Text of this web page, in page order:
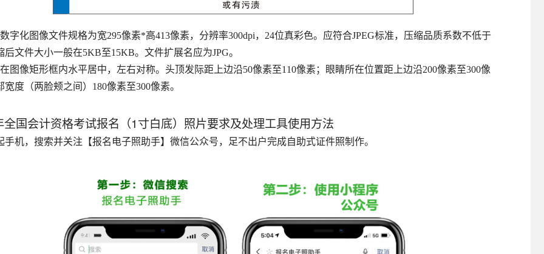
字化图像文件规格为宽295像素*高413像素，分辨率300dpi，24位真彩色。应符合JPEG标准，压缩品质系数不低于
后文件大小一般在5KB至15KB。文件扩展名应为JPG。
图像矩形框内水平居中，左右对称。头顶发际距上边沿50像素至110像素；眼睛所在位置距上边沿200像素至300像
宽度（两脸颊之间）180像素至300像素。
国会计资格考试报名（1寸白底）照片要求及处理工具使用方法
手机，搜索并关注【报名电子照助手】微信公众号，足不出户完成自助式证件照制作。